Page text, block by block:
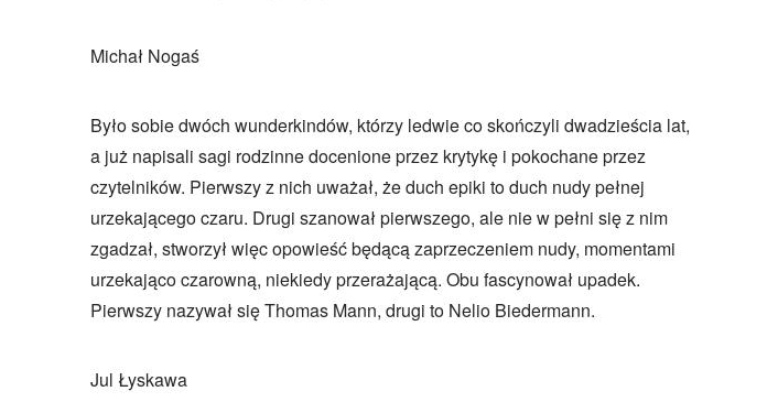
Michał Nogaś
Było sobie dwóch wunderkindów, którzy ledwie co skończyli dwadzieścia lat,
a już napisali sagi rodzinne docenione przez krytykę i pokochane przez
czytelników. Pierwszy z nich uważał, że duch epiki to duch nudy pełnej
urzekającego czaru. Drugi szanował pierwszego, ale nie w pełni się z nim
zgadzał, stworzył więc opowieść będącą zaprzeczeniem nudy, momentami
urzekająco czarowną, niekiedy przerażającą. Obu fascynował upadek.
Pierwszy nazywał się Thomas Mann, drugi to Nelio Biedermann.
Jul Łyskawa